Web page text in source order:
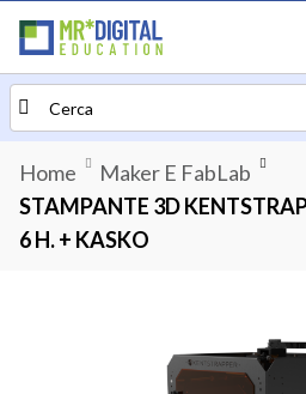
Search
Home
Maker E FabLab
STAMPANTE 3D
6 H. + KASKO